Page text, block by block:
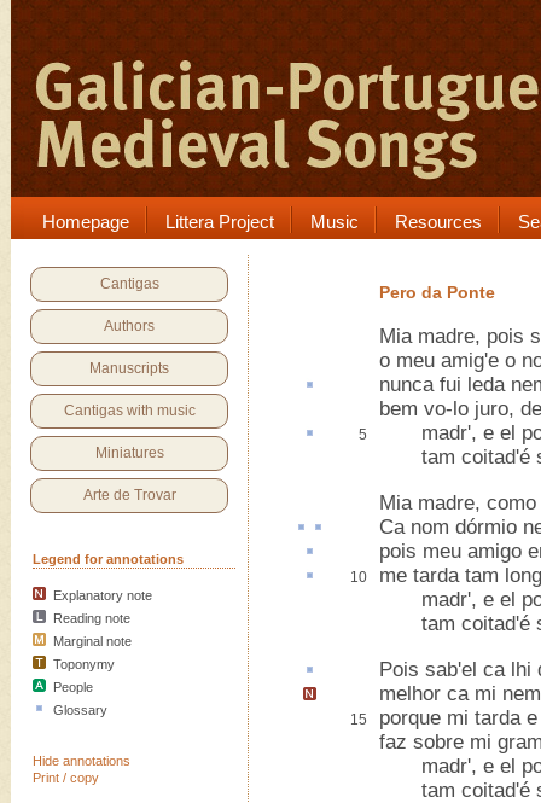
Homepage Littera Project Music Resources
Cantigas
Authors
Manuscripts
Cantigas with music
Miniatures
Arte de Trovar
Legend for annotations
Explanatory note
Reading note
Marginal note
Toponymy
People
Glossary
Hide annotations
Print / copy
Pero da Ponte
Mia madre, pois
o meu amig'e o
nunca fui leda
bem vo-lo juro,
5
madr', e el
tam coitad'é
Mia madre,
Canom dórmio
pois meu amigo
10
me tarda tam
madr', e el
tam coitad'é
Pois sab'el ca lhi
melhor ca mi
15
porque mi tarda
faz sobre mi
madr', e el
tam coitad'é